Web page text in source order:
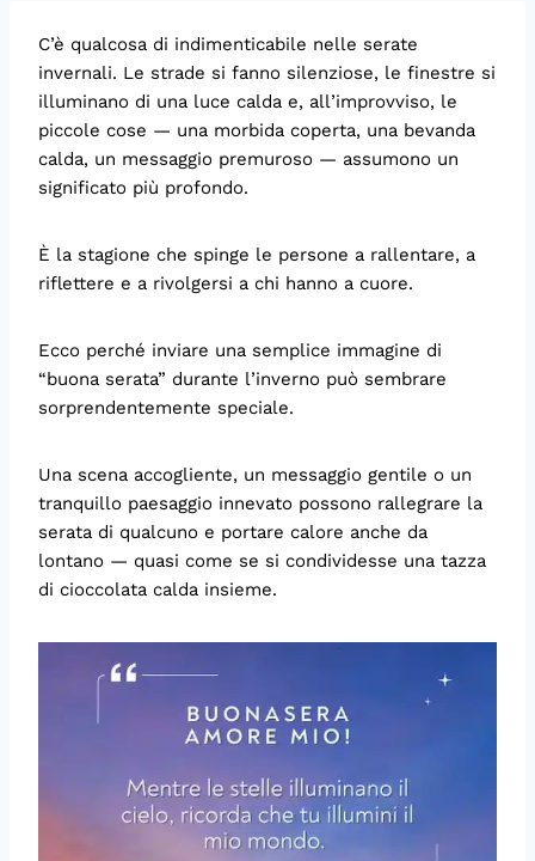
C’è qualcosa di indimenticabile nelle serate
invernali. Le strade si fanno silenziose, le finestre si
illuminano di una luce calda e, all’improvviso, le
piccole cose — una morbida coperta, una bevanda
calda, un messaggio premuroso — assumono un
significato più profondo.
È la stagione che spinge le persone a rallentare, a
riflettere e a rivolgersi a chi hanno a cuore.
Ecco perché inviare una semplice immagine di
“buona serata” durante l’inverno può sembrare
sorprendentemente speciale.
Una scena accogliente, un messaggio gentile o un
tranquillo paesaggio innevato possono rallegrare la
serata di qualcuno e portare calore anche da
lontano — quasi come se si condividesse una tazza
di cioccolata calda insieme.